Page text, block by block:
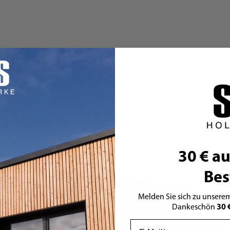
30 €
Melden Sie sich zu
Dankeschön 30